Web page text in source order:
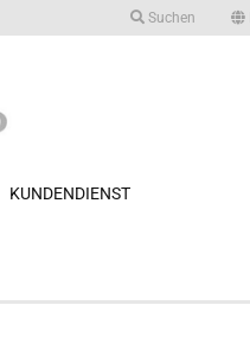
Suchen
KUNDENDIENST